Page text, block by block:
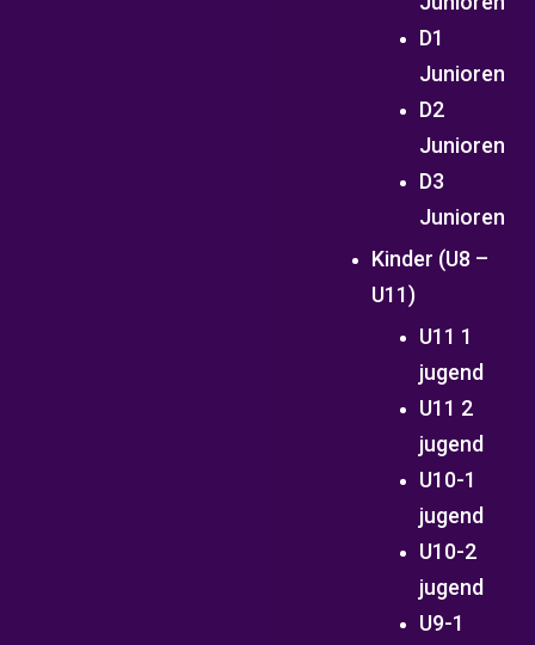
D1
Junioren
D2
Junioren
D3
Junioren
Kinder (U8 –
U11)
U11 1
jugend
U11 2
jugend
U10-1
jugend
U10-2
jugend
U9-1